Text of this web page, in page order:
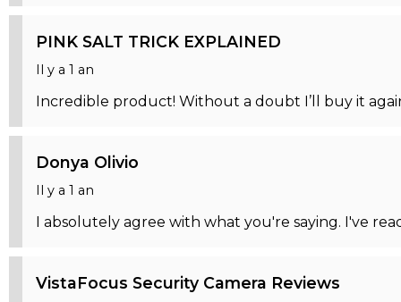
PINK SALT TRICK EXPLAINED
Il y a 1 an
Incredible product! Without a doubt I’ll buy it
Donya Olivio
Il y a 1 an
I absolutely agree with what you're saying. I've
VistaFocus Security Camera Reviews